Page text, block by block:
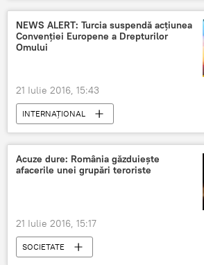
NEWS ALERT: Turcia suspendă acțiunea
Convenției Europene a Drepturilor
Omului
21 Iulie 2016, 15:43
INTERNAŢIONAL
Acuze dure: România găzduiește
afacerile unei grupări teroriste
21 Iulie 2016, 15:17
SOCIETATE